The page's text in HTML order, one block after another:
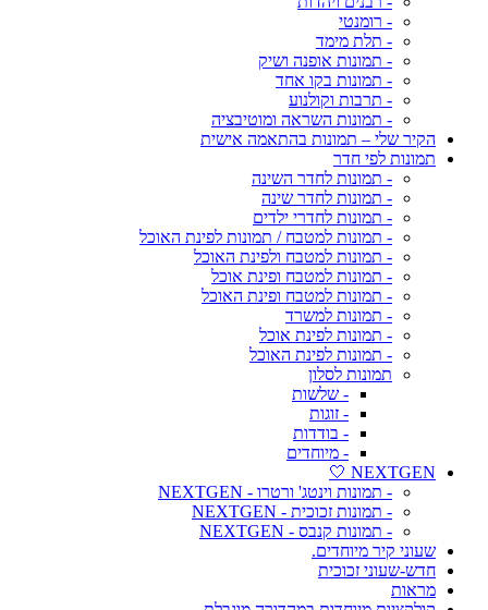
- רומנטי
- תלת מימד
- תמונות אופנה ושיק
- תמונות בקו אחד
- תרבות וקולנוע
- תמונות השראה ומוטיבציה
הקיר שלי – תמונות בהתאמה אישית
תמונות לפי חדר
- תמונות לחדר השינה
- תמונות לחדר שינה
- תמונות לחדרי ילדים
- תמונות למטבח / תמונות לפינת האוכל
- תמונות למטבח ולפינת האוכל
- תמונות למטבח ופינת אוכל
- תמונות למטבח ופינת האוכל
- תמונות למשרד
- תמונות לפינת אוכל
- תמונות לפינת האוכל
תמונות לסלון
- שלשות
- זוגות
- בודדות
- מיוחדים
NEXTGEN 🤍
- תמונות וינטג' ורטרו - NEXTGEN
- תמונות זכוכית - NEXTGEN
- תמונות קנבס - NEXTGEN
שעוני קיר מיוחדים.
חדש-שעוני זכוכית
מראות